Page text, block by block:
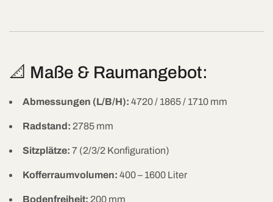
📐 Maße & Raumangebot:
Abmessungen (L/B/H): 4720 / 1865 / 1710 mm
Radstand: 2785 mm
Sitzplätze: 7 (2/3/2 Konfiguration)
Kofferraumvolumen: 400 – 1600 Liter
Bodenfreiheit: 200 mm